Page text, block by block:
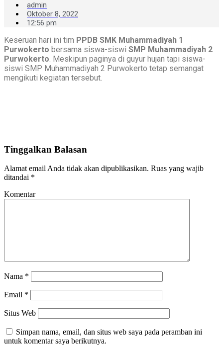
admin
Oktober 8, 2022
12:56 pm
Keseruan hari ini tim PPDB SMK Muhammadiyah 1
Purwokerto bersama siswa-siswi SMP Muhammadiyah 2
Purwokerto. Meskipun paginya di guyur hujan tapi siswa-
siswi SMP Muhammadiyah 2 Purwokerto tetap semangat
mengikuti kegiatan tersebut.
Tinggalkan Balasan
Alamat email Anda tidak akan dipublikasikan. Ruas yang wajib
ditandai *
Komentar
Nama *
Email *
Situs Web
Simpan nama, email, dan situs web saya pada peramban ini
untuk komentar saya berikutnya.